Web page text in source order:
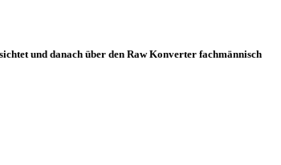
und danach über den Raw Konverter fachmännisch